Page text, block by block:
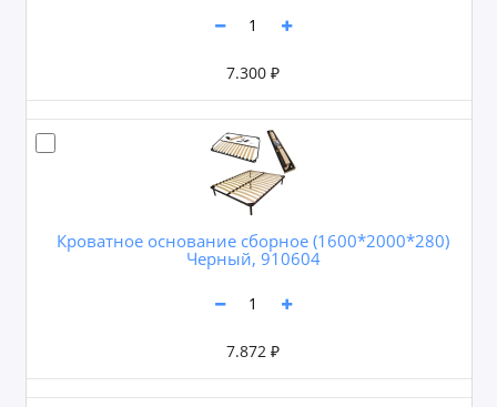
7.300 ₽
Кроватное основание сборное (1600*2000*280)
Черный, 910604
7.872 ₽